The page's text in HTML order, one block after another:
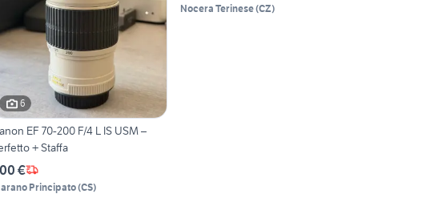
6
EF 70-200 F/4 L IS USM –
+ Staffa
€
Principato(CS)
Nocera Terinese(CZ)